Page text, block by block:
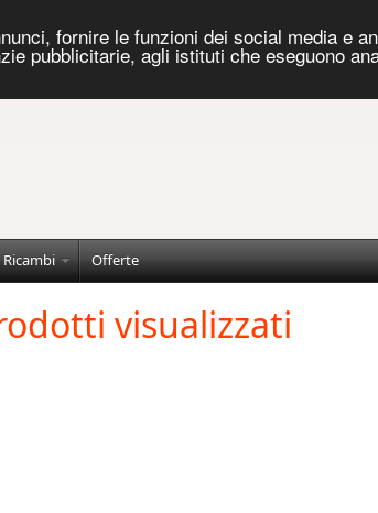
fornire le funzioni dei social media e
pubblicitarie, agli istituti che eseguono
Ricambi Offerte
visualizzati